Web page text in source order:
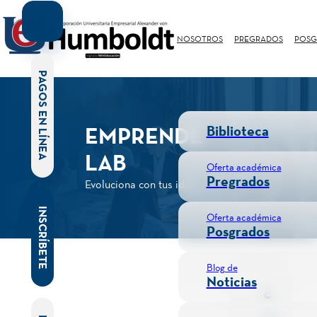
NOSOTROS PREGRADOS
EMPRENDE
LAB
Evoluciona con tus ideas
Biblioteca
Oferta académica
Pregrados
Oferta académica
Posgrados
Blog de
Noticias
PAGOS EN LÍNEA
INSCRÍBETE